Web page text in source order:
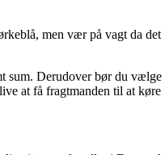
men vær på vagt da det
sum. Derudover bør du vælge
at få fragtmanden til at køre